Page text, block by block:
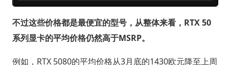
不过这些价格都是最便宜的型号，从整体来看，RTX 50
系列显卡的平均价格仍然高于MSRP。
例如，RTX 5080的平均价格从3月底的1430欧元降至上周